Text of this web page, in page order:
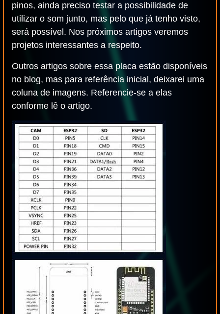
pinos, ainda preciso testar a possibilidade de
utilizar o som junto, mas pelo que já tenho visto,
será possível. Nos próximos artigos veremos
projetos interessantes a respeito.
Outros artigos sobre essa placa estão disponíveis
no blog, mas para referência inicial, deixarei uma
coluna de imagens. Referencie-se a elas
conforme lê o artigo.